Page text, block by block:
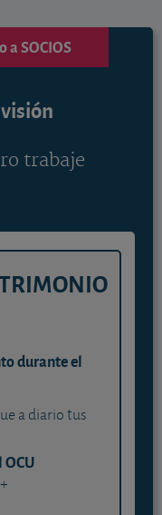
a SOCIOS
trabaje
durante el
a diario tus